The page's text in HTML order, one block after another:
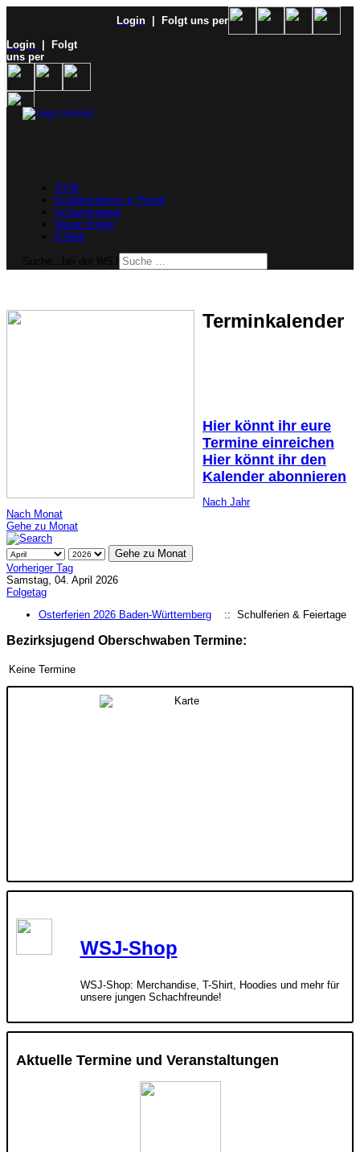
Login
| Folgt uns per
Login
| Folgt
uns per
SVW
Ergebnisdienst & Portal
Schachjugend
Verein finden
E-Mail
Terminkalender
Hier könnt ihr eure
Termine einreichen
Hier könnt ihr den
Kalender abonnieren
Nach Jahr
Nach Monat
Gehe zu Monat
Gehe zu Monat
Vorheriger Tag
Samstag, 04. April 2026
Folgetag
Osterferien 2026 Baden-Württemberg
:: Schulferien & Feiertage
Bezirksjugend Oberschwaben Termine:
Keine Termine
WSJ-Shop
WSJ-Shop: Merchandise, T-Shirt, Hoodies und mehr für
unsere jungen Schachfreunde!
Aktuelle Termine und Veranstaltungen